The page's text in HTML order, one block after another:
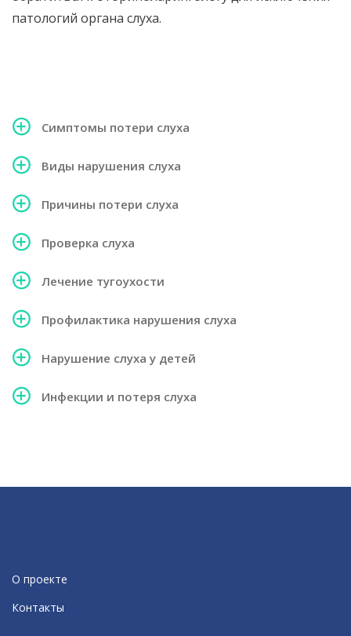
патологий органа слуха.
Симптомы потери слуха
Виды нарушения слуха
Причины потери слуха
Проверка слуха
Лечение тугоухости
Профилактика нарушения слуха
Нарушение слуха у детей
Инфекции и потеря слуха
О проекте
Контакты